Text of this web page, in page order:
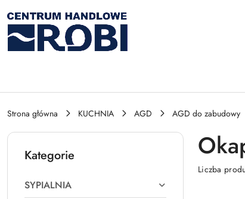
Przejdź do treści głównej
Przejdź do wyszukiwarki
Przejdź do moje konto
Przejdź do menu głównego
Przejdź do stopki
Strona główna KUCHNIA AGD AGD do zabudowy
Kategorie
SYPIALNIA
Liczba